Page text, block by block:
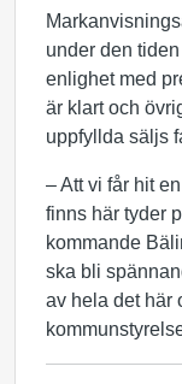
under den
enlighet med
är klart och
uppfyllda säljs
– Att vi får hit
finns här tyder
kommande
ska bli
av hela det här